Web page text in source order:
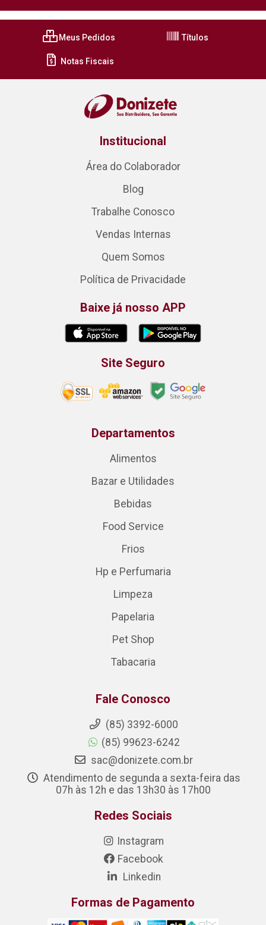
Meus Pedidos Títulos
Notas Fiscais
Institucional
Área do Colaborador
Blog
Trabalhe Conosco
Vendas Internas
Quem Somos
Política de Privacidade
Baixe já nosso APP
Site Seguro
Departamentos
Alimentos
Bazar e Utilidades
Bebidas
Food Service
Frios
Hp e Perfumaria
Limpeza
Papelaria
Pet Shop
Tabacaria
Fale Conosco
(85) 3392-6000
(85) 99623-6242
sac@donizete.com.br
Atendimento de segunda a sexta-feira das
07h às 12h e das 13h30 às 17h00
Redes Sociais
Instagram
Facebook
Linkedin
Formas de Pagamento